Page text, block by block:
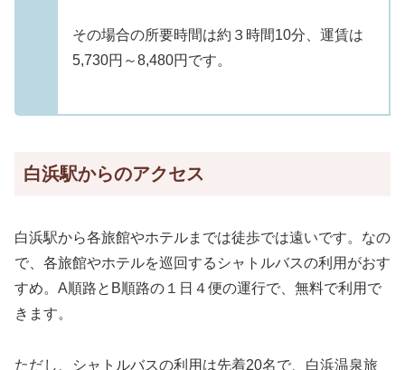
その場合の所要時間は約３時間10分、運賃は
5,730円～8,480円です。
白浜駅からのアクセス
白浜駅から各旅館やホテルまでは徒歩では遠いです。なの
で、各旅館やホテルを巡回するシャトルバスの利用がおす
すめ。A順路とB順路の１日４便の運行で、無料で利用で
きます。
ただし、 シャトルバスの利用は先着20名で、白浜温泉旅